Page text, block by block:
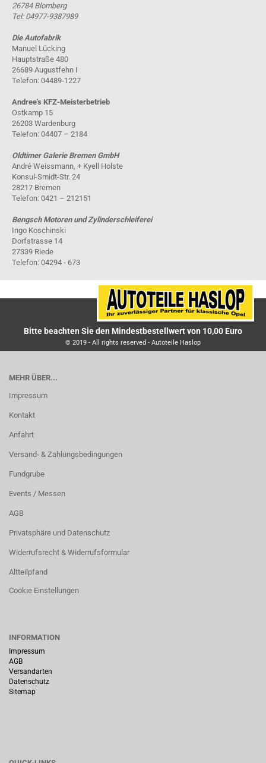
26784 Blomberg
Tel: 04977-9387989
Die Autofabrik
Manuel Lücking
Hauptstraße 480
26689 Augustfehn I
Telefon: 04489-1227
Andree's KFZ-Meisterbetrieb
Ostkamp 15
26203 Wardenburg
Telefon: 04407 – 2184
Oldtimer Galerie Bremen GmbH
André Weissmann, + Kyell Holste
Konsul-Smidt-Str. 24
28217 Bremen
Telefon: 0421 – 212151
Bengsch Motoren und Zylinderschleiferei
Ingo Koschinski
Dorfstrasse 14
27339 Riede
Telefon: 04294 - 673
Bitte beachten Sie den Mindestbestellwert von 10,00 Euro
© 2019 - All rights reserved - Autoteile Haslop
MEHR ÜBER...
Impressum
Kontakt
Anfahrt
Versand- & Zahlungsbedingungen
Fundgrube
Events / Messen
AGB
Privatsphäre und Datenschutz
Widerrufsrecht & Widerrufsformular
Altteilpfand
Cookie Einstellungen
INFORMATION
Impressum
AGB
Versandarten
Datenschutz
Sitemap